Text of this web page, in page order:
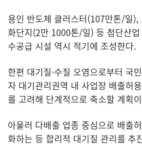
용인 반도체 클러스터(107만톤/일),
화단지(2만 1000톤/일) 등 첨단산
수공급 시설 역시 적기에 조성한다.
한편 대기질·수질 오염으로부터 국
자 대기관리권역 내 사업장 배출허
를 고려해 단계적으로 축소할 계획
아울러 다배출 업종 중심으로 배출
화하는 등 합리적 대기질 관리를 추